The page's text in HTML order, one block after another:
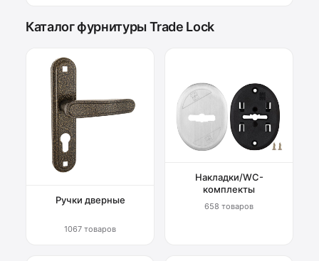
Каталог фурнитуры Trade Lock
Ручки дверные
1067 товаров
Накладки/WC-
комплекты
658 товаров